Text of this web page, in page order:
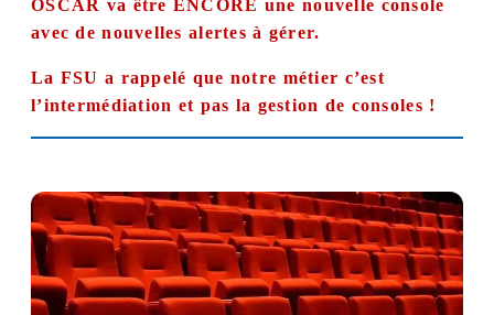
OSCAR va être ENCORE une nouvelle console
avec de nouvelles alertes à gérer.
La FSU a rappelé que notre métier c’est
l’intermédiation et pas la gestion de consoles !